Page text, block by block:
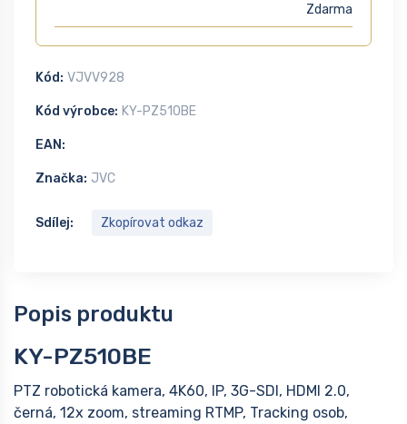
Zdarma
Kód: VJVV928
Kód výrobce: KY-PZ510BE
EAN:
Značka: JVC
Sdílej: Zkopírovat odkaz
Popis produktu
KY-PZ510BE
PTZ robotická kamera, 4K60, IP, 3G-SDI, HDMI 2.0,
černá, 12x zoom, streaming RTMP, Tracking osob,